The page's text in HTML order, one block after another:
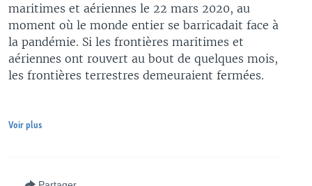
maritimes et aériennes le 22 mars 2020, au
moment où le monde entier se barricadait face à
la pandémie. Si les frontières maritimes et
aériennes ont rouvert au bout de quelques mois,
les frontières terrestres demeuraient fermées.
Voir plus